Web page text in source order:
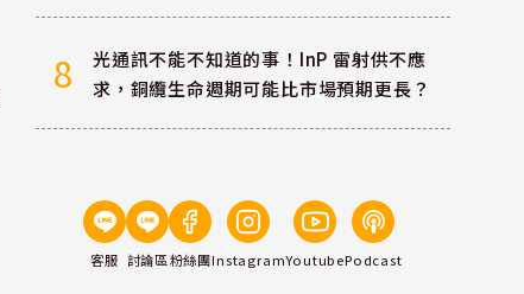
8
光通訊不能不知道的事！InP 雷射供不應
求，銅纜生命週期可能比市場預期更長？
客服 討論區粉絲團InstagramYoutubePodcast